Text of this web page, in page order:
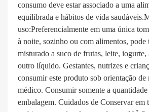
consumo deve estar associado a uma
equilibrada e hábitos de vida
uso:Preferencialmente em uma única
à noite, sozinho ou com alimentos, pode
misturado a suco de frutas, leite, iogurte,
outro líquido. Gestantes, nutrizes e
consumir este produto sob orientação
médico. Consumir somente a
embalagem. Cuidados de Conservar em